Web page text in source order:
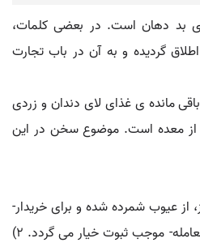
بد دهان است. در بعضی کلمات،
گردیده و به آن در باب تجارت
مانده ی غذای لای دندان و زردی
از معده است. موضوع سخن در این
از عیوب شمرده شده و برای خریدار-
در صورت جهل به آن هنگام معامله- موجب ثبوت خیار می گردد. ۲)